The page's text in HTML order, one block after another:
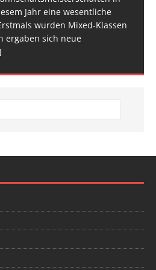
Jahr eine wesentliche
wurden Mixed-Klassen
ergaben sich neue
in Biberach an der Riß
zu einem hochkarätigen
Am Samstag standen die